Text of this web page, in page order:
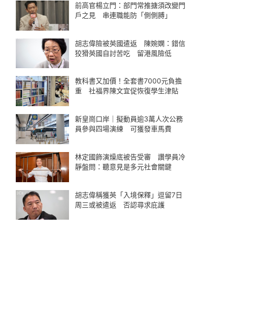
前高官楊立門：部門常推搪須改變門
戶之見 串連職能防「側側膊」
胡志偉險被英國遣返 陳婉嫻：錯信
狡猾英國自討苦吃 留港風險低
教科書又加價！全套書7000元負擔
重 社福界陳文宜促恢復學生津貼
新皇崗口岸｜擬動員逾3萬人次公務
員參與四場演練 可獲發車馬費
林定國飾演燥底被告受審 讚學員冷
靜盤問：聽意見是多元社會關鍵
胡志偉稱獲英「入境保釋」逗留7日
周三或被遣返 否認尋求庇護